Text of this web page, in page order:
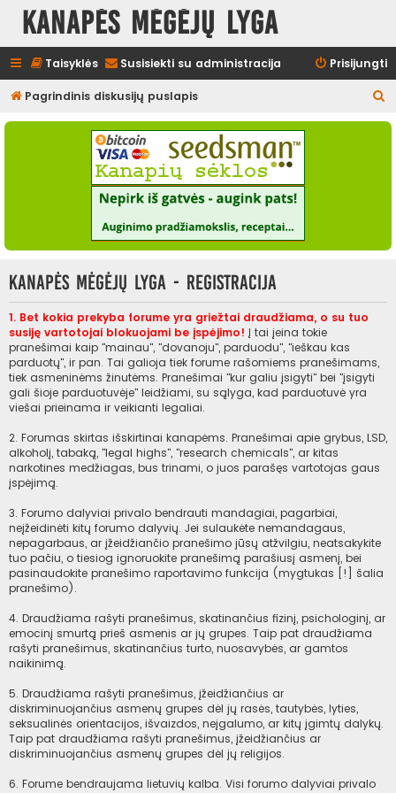
Kanapės mėgėjų lyga
Taisyklės Susisiekti su administracija Prisijungti
Pagrindinis diskusijų puslapis
e
Kanapės mėgėjų lyga - Registracija
1. Bet kokia prekyba forume yra griežtai draudžiama, o su tuo
susiję vartotojai blokuojami be įspėjimo! Į tai įeina tokie
pranešimai kaip "mainau", "dovanoju", parduodu", "ieškau kas
parduotų", ir pan. Tai galioja tiek forume rašomiems pranešimams,
tiek asmeninėms žinutėms. Pranešimai "kur galiu įsigyti" bei "įsigyti
gali šioje parduotuvėje" leidžiami, su sąlyga, kad parduotuvė yra
viešai prieinama ir veikianti legaliai.
2. Forumas skirtas išskirtinai kanapėms. Pranešimai apie grybus, LSD,
alkoholį, tabaką, "legal highs", "research chemicals", ar kitas
narkotines medžiagas, bus trinami, o juos parašęs vartotojas gaus
įspėjimą.
3. Forumo dalyviai privalo bendrauti mandagiai, pagarbiai,
neįžeidinėti kitų forumo dalyvių. Jei sulaukėte nemandagaus,
nepagarbaus, ar įžeidžiančio pranešimo jūsų atžvilgiu, neatsakykite
tuo pačiu, o tiesiog ignoruokite pranešimą parašiusį asmenį, bei
pasinaudokite pranešimo raportavimo funkcija (mygtukas [!] šalia
pranešimo).
4. Draudžiama rašyti pranešimus, skatinančius fizinį, psichologinį, ar
emocinį smurtą prieš asmenis ar jų grupes. Taip pat draudžiama
rašyti pranešimus, skatinančius turto, nuosavybės, ar gamtos
naikinimą.
5. Draudžiama rašyti pranešimus, įžeidžiančius ar
diskriminuojančius asmenų grupes dėl jų rasės, tautybės, lyties,
seksualinės orientacijos, išvaizdos, neįgalumo, ar kitų įgimtų dalykų.
Taip pat draudžiama rašyti pranešimus, įžeidžiančius ar
diskriminuojančius asmenų grupes dėl jų religijos.
6. Forume bendraujama lietuvių kalba. Visi forumo dalyviai privalo